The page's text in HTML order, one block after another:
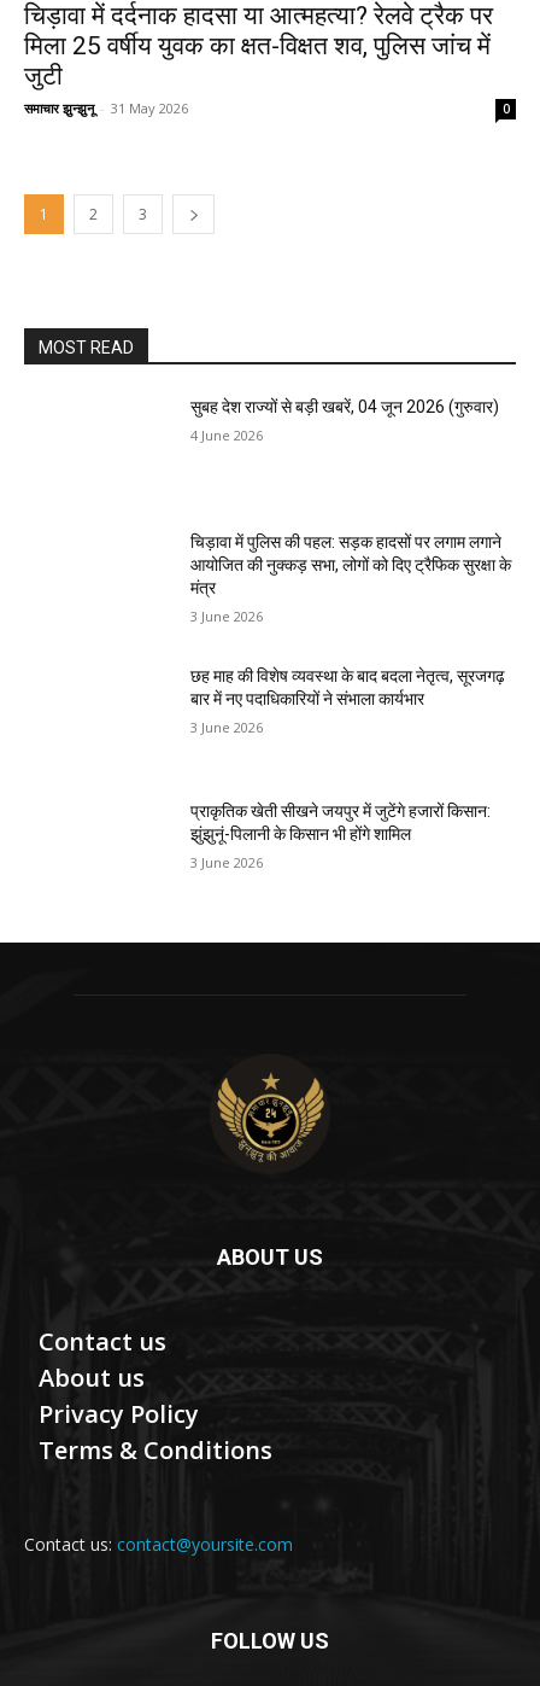
चिड़ावा में दर्दनाक हादसा या आत्महत्या? रेलवे ट्रैक पर
मिला 25 वर्षीय युवक का क्षत-विक्षत शव, पुलिस जांच में
जुटी
समाचार झुन्झुनू - 31 May 2026 0
1 2 3
MOST READ
सुबह देश राज्यों से बड़ी खबरें, 04 जून 2026 (गुरुवार)
4 June 2026
चिड़ावा में पुलिस की पहल: सड़क हादसों पर लगाम लगाने
आयोजित की नुक्कड़ सभा, लोगों को दिए ट्रैफिक सुरक्षा के
मंत्र
3 June 2026
छह माह की विशेष व्यवस्था के बाद बदला नेतृत्व, सूरजगढ़
बार में नए पदाधिकारियों ने संभाला कार्यभार
3 June 2026
प्राकृतिक खेती सीखने जयपुर में जुटेंगे हजारों किसान:
झुंझुनूं-पिलानी के किसान भी होंगे शामिल
3 June 2026
ABOUT US
Contact us
About us
Privacy Policy
Terms & Conditions
Contact us: contact@yoursite.com
FOLLOW US